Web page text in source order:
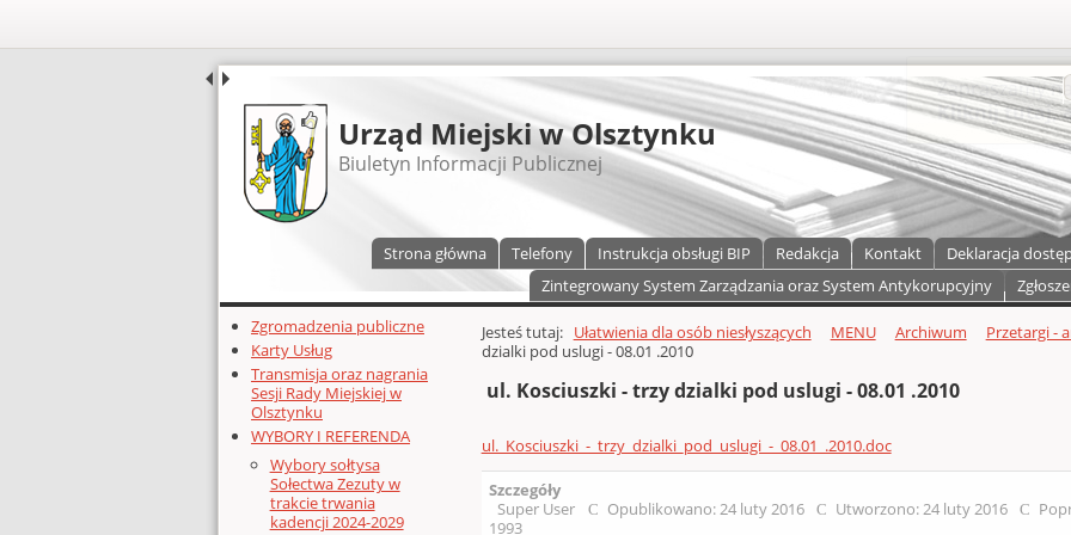
UDOSTĘPNIJ
Urząd Miejski w Olsztynku
Biuletyn Informacji Publicznej
Strona główna Telefony Instrukcja obsługi BIP Redakcja Kontakt Deklaracja
Zintegrowany System Zarządzania oraz System Antykorupcyjny
Dodatkowe zasoby (lewa kolumna)
Zgromadzenia publiczne
Karty Usług
Transmisja oraz nagrania
Sesji Rady Miejskiej w
Olsztynku
WYBORY I REFERENDA
Wybory sołtysa
Sołectwa Zezuty w
trakcie trwania
kadencji 2024-2029
Głównej zawartości
Jesteś tutaj: Ułatwienia dla osób niesłyszących MENU Archiwum Przetargi -
dzialki pod uslugi - 08.01 .2010
ul. Kosciuszki - trzy dzialki pod uslugi - 08.01 .2010
ul._Kosciuszki_-_trzy_dzialki_pod_uslugi_-_08.01_.2010.doc
Szczegóły
Super User
Opublikowano: 24 luty 2016 Utworzono: 24 luty 2016
1993